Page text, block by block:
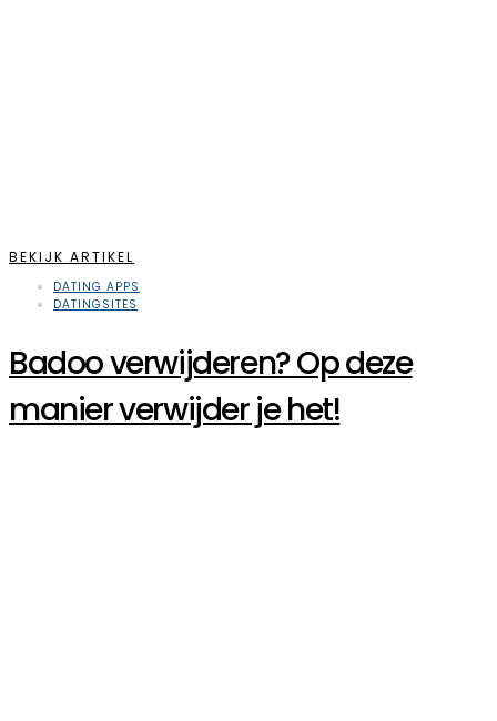
BEKIJK ARTIKEL
DATING APPS
DATINGSITES
Badoo verwijderen? Op deze
manier verwijder je het!